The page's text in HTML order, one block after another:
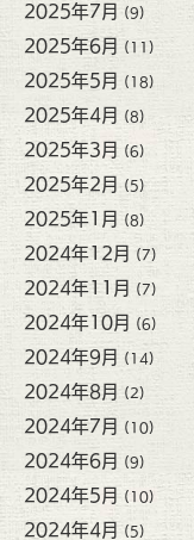
2025年7月 (9)
2025年6月 (11)
2025年5月 (18)
2025年4月 (8)
2025年3月 (6)
2025年2月 (5)
2025年1月 (8)
2024年12月 (7)
2024年11月 (7)
2024年10月 (6)
2024年9月 (14)
2024年8月 (2)
2024年7月 (10)
2024年6月 (9)
2024年5月 (10)
2024年4月 (5)